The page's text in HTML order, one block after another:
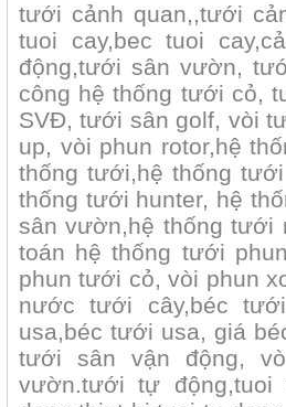
tưới cảnh quan,,tưới
tuoi cay,bec tuoi
động,tưới sân vườn,
công hệ thống tưới cỏ,
SVĐ, tưới sân golf, vòi
up, vòi phun rotor,hệ
thống tưới,hệ thống
thống tưới hunter, hệ
sân vườn,hệ thống tưới
toán hệ thống tưới
phun tưới cỏ, vòi phun
nước tưới cây,béc
usa,béc tưới usa, giá
tưới sân vận động,
vườn.tưới tự động,tuoi